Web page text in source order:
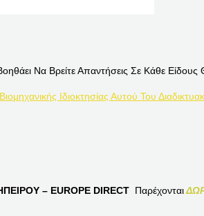
Να Βρείτε Απαντήσεις Σε Κάθε
Ιδιοκτησίας Αυτού Του
– EUROPE DIRECT Παρέχονται